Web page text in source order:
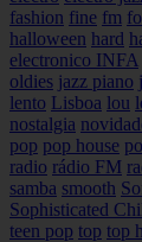
fashion fine fm
halloween hard
electronico INFA
oldies jazz piano
lento Lisboa lou
nostalgia
pop pop house
radio rádio FM
samba smooth
Sophisticated
teen pop top top